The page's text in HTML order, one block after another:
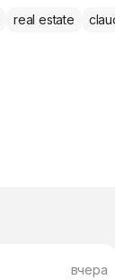
real estate
вчера